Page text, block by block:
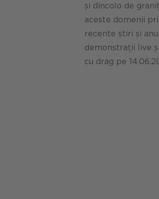
și dincolo de
aceste domenii
recente știri și
demonstrații live
cu drag pe